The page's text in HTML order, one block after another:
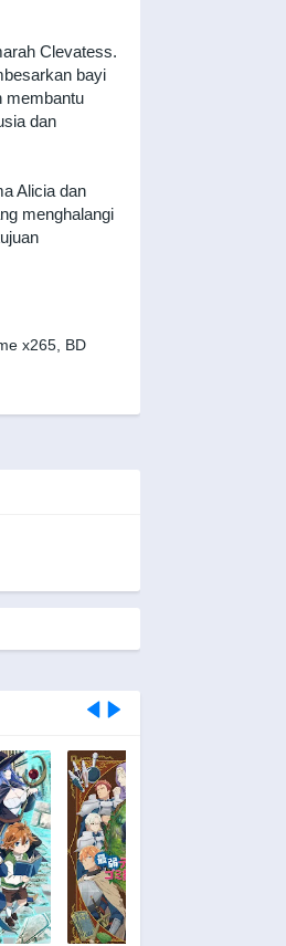
Clevatess.
bayi
membantu
dan
Alicia dan
menghalangi
x265, BD